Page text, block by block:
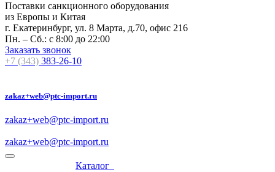
Поставки санкционного оборудования
из Европы и Китая
г. Екатеринбург, ул. 8 Марта, д.70, офис 216
Пн. – Сб.: с 8:00 до 22:00
Заказать звонок
+7 (343) 383-26-10
zakaz+web@ptc-import.ru
zakaz+web@ptc-import.ru
zakaz+web@ptc-import.ru
Каталог